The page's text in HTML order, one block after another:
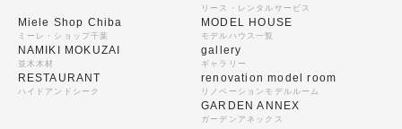
リース・レンタルサービス
Miele Shop Chiba
ミーレ・ショップ千葉
NAMIKI MOKUZAI
並木木材
RESTAURANT
ハイドアンドシーク
MODEL HOUSE
モデルハウス一覧
gallery
ギャラリー
renovation model room
リノベーションモデルルーム
GARDEN ANNEX
ガーデンアネックス